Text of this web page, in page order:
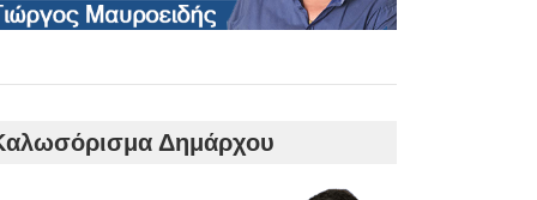
Δημάρχου